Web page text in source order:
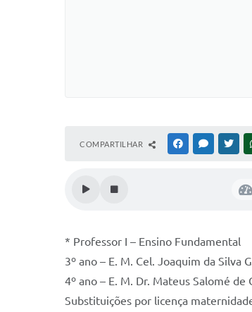
COMPARTILHAR FACEBOOK
* Professor I – Ensino Fundamental
3º ano – E. M. Cel. Joaquim da Silva
4º ano – E. M. Dr. Mateus Salomé de
Substituições por licença